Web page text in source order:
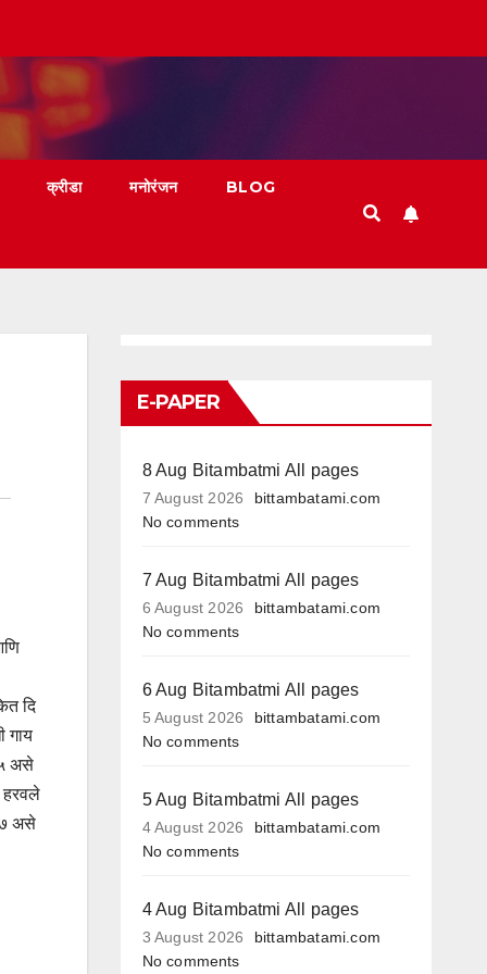
क्रीडा मनोरंजन BLOG
दि
गाय
असे
हरवले
असे
E-PAPER
8 Aug Bitambatmi All pages
7 August 2026
bittambatami.com
No comments
7 Aug Bitambatmi All pages
6 August 2026
bittambatami.com
No comments
6 Aug Bitambatmi All pages
5 August 2026
bittambatami.com
No comments
5 Aug Bitambatmi All pages
4 August 2026
bittambatami.com
No comments
4 Aug Bitambatmi All pages
3 August 2026
bittambatami.com
No comments